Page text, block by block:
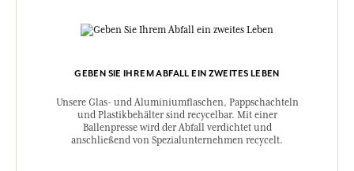
GEBEN SIE IHREM ABFALL EIN ZWEITES LEBEN
Unsere Glas- und Aluminiumflaschen, Pappschachteln
und Plastikbehälter sind recycelbar. Mit einer
Ballenpresse wird der Abfall verdichtet und
anschließend von Spezialunternehmen recycelt.